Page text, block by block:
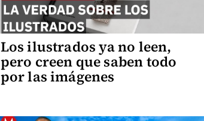
Los ilustrados ya no leen,
pero creen que saben todo
por las imágenes